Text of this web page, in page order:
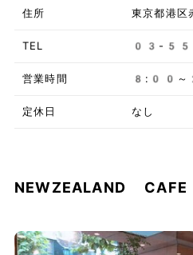
住所 東京都港
TEL 03-
営業時間 8:00
定休日 なし
NEWZEALAND